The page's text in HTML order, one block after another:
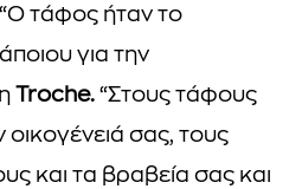
τάφος ήταν το
για την
Troche. “Στους τάφους
οικογένειά σας, τους
και τα βραβεία σας και